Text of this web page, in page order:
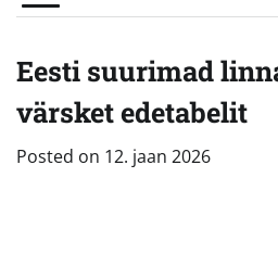
Eesti suurimad
värsket edetabelit
Posted on 12. jaan 2026